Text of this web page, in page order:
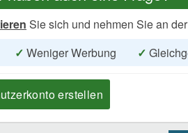
Sie sich und nehmen Sie an
✓ Weniger Werbung ✓
erstellen